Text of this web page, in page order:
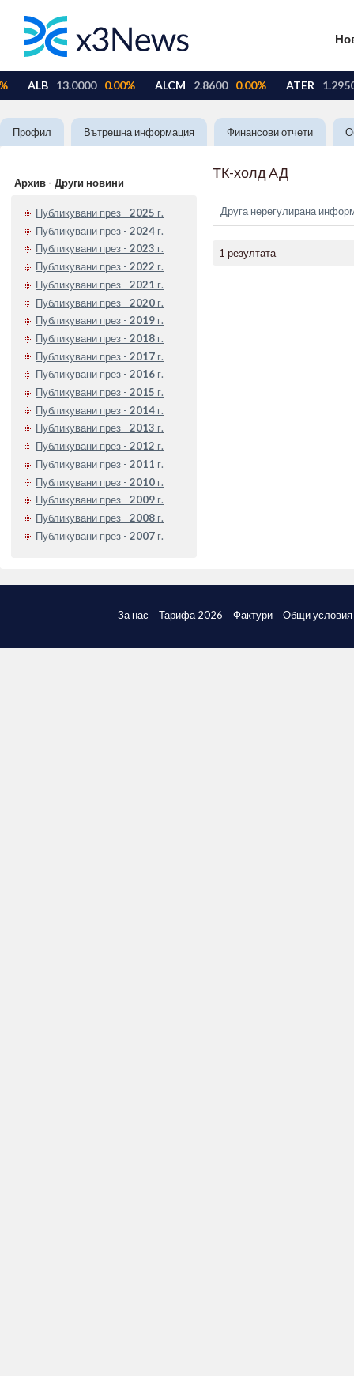
Профил Вътрешна информация Финансови отчети
Архив - Други новини
Публикувани през - 2025 г.
Публикувани през - 2024 г.
Публикувани през - 2023 г.
Публикувани през - 2022 г.
Публикувани през - 2021 г.
Публикувани през - 2020 г.
Публикувани през - 2019 г.
Публикувани през - 2018 г.
Публикувани през - 2017 г.
Публикувани през - 2016 г.
Публикувани през - 2015 г.
Публикувани през - 2014 г.
Публикувани през - 2013 г.
Публикувани през - 2012 г.
Публикувани през - 2011 г.
Публикувани през - 2010 г.
Публикувани през - 2009 г.
Публикувани през - 2008 г.
Публикувани през - 2007 г.
ТК-холд АД
Друга нерегулирана
1 резултата
За нас Тарифа 2026 Фактури Общи условия